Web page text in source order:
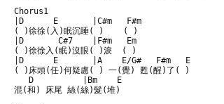
Chorus1
|D      E       |C#m   F#m
( )徐徐(入)眠沉睡( )    ( )
|D       C#7    |F#m   Em
( )徐徐入(眠)沒眼( )淚  ( )
|D      E       |A    E/G#   F#m   E
( )床頭(任)何疑慮( ) 一(覺) 甦(醒)了( )
   D          |Bm    E
混(和) 床尾 絲(絲)髮(堆)